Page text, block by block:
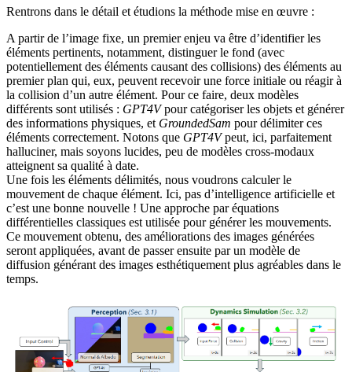
Rentrons dans le détail et étudions la méthode mise en œuvre :
A partir de l’image fixe, un premier enjeu va être d’identifier les
éléments pertinents, notamment, distinguer le fond (avec
potentiellement des éléments causant des collisions) des éléments au
premier plan qui, eux, peuvent recevoir une force initiale ou réagir à
la collision d’un autre élément. Pour ce faire, deux modèles
différents sont utilisés : GPT4Vpour catégoriser les objets et générer
des informations physiques, et GroundedSam pour délimiter ces
éléments correctement. Notons que GPT4Vpeut, ici, parfaitement
halluciner, mais soyons lucides, peu de modèles cross-modaux
atteignent sa qualité à date.
Une fois les éléments délimités, nous voudrons calculer le
mouvement de chaque élément. Ici, pas d’intelligence artificielle et
c’est une bonne nouvelle ! Une approche par équations
différentielles classiques est utilisée pour générer les mouvements.
Ce mouvement obtenu, des améliorations des images générées
seront appliquées, avant de passer ensuite par un modèle de
diffusion générant des images esthétiquement plus agréables dans le
temps.